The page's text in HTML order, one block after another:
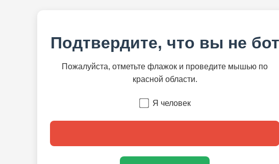
Подтвердите, что вы не бот
Пожалуйста, отметьте флажок и проведите мышью по
красной области.
Я человек